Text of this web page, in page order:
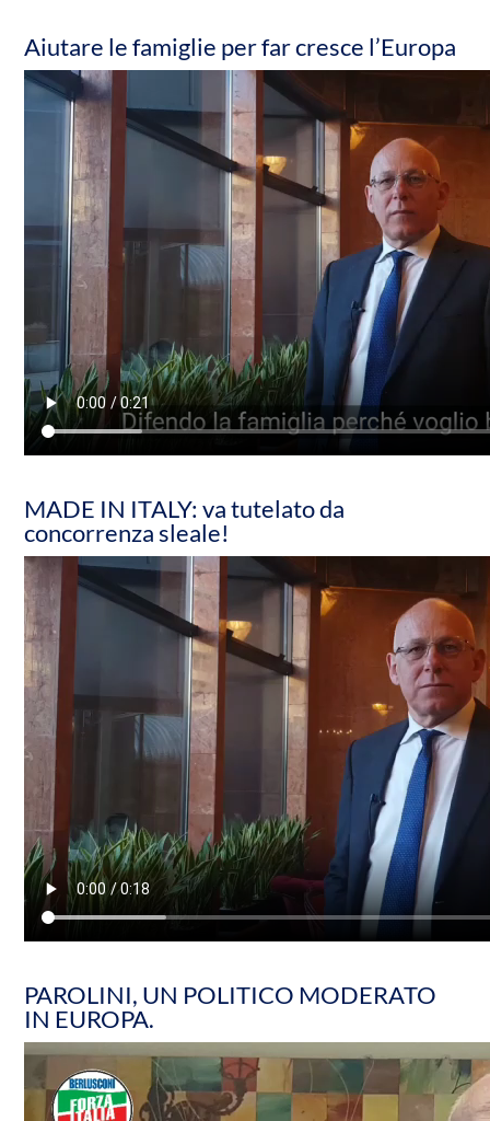
Aiutare le famiglie per far cresce l’Europa
MADE IN ITALY: va tutelato da
concorrenza sleale!
PAROLINI, UN POLITICO MODERATO
IN EUROPA.